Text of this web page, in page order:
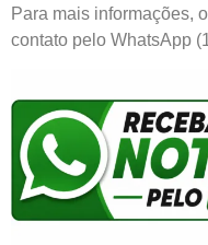
Para mais informações,
contato pelo WhatsApp